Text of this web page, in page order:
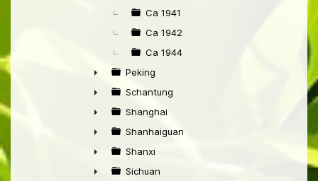
Ca 1941
Ca 1942
Ca 1944
►
Peking
►
Schantung
►
Shanghai
►
Shanhaiguan
►
Shanxi
Sichuan